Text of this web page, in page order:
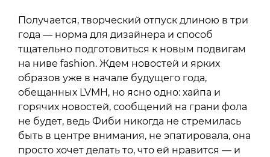
Получается, творческий отпуск длиною в три
года — норма для дизайнера и способ
тщательно подготовиться к новым подвигам
на ниве fashion. Ждем новостей и ярких
образов уже в начале будущего года,
обещанных LVMH, но ясно одно: хайпа и
горячих новостей, сообщений на грани фола
не будет, ведь Фиби никогда не стремилась
быть в центре внимания, не эпатировала, она
просто хочет делать то, что ей нравится — и